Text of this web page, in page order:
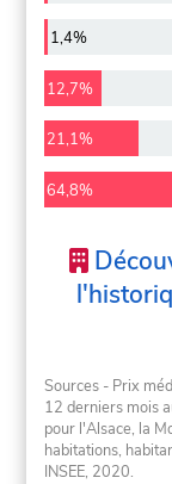
1,4%
12,7%
21,1%
64,8%
Sources - Prix
12 derniers mois
pour l'Alsace, la
habitations,
INSEE, 2020.